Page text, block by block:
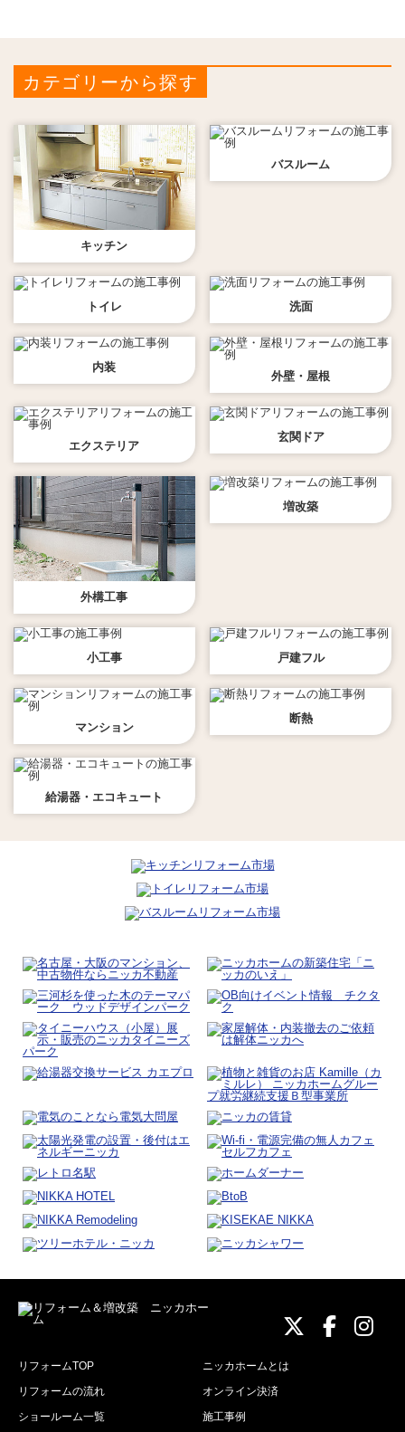
カテゴリーから探す
キッチン
バスルーム
トイレ 洗面
内装
外壁・屋根
エクステリア
玄関ドア
外構工事
増改築
小工事 戸建フル
マンション
断熱
給湯器・エコキュート
ニッカ
ニッニ
リフォームTOP
ニッカホームとは
リフォームの流れ
オンライン決済
ショールーム一覧
施工事例